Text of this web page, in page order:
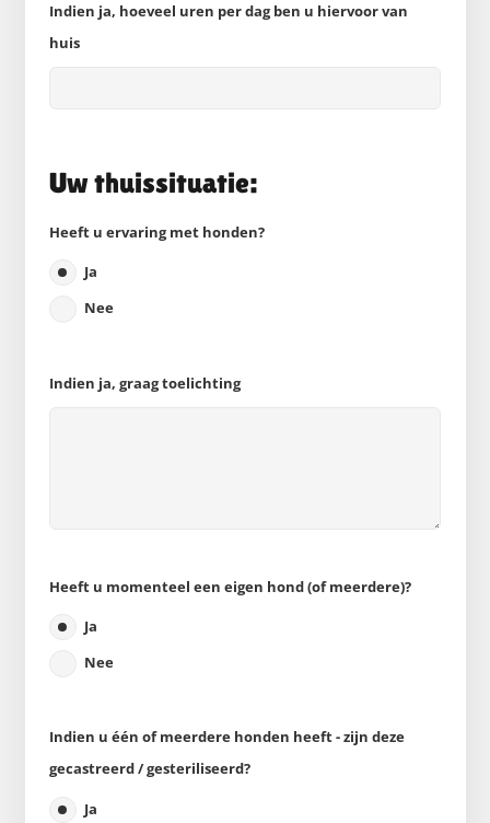
Indien ja, hoeveel uren per dag ben u hiervoor van
huis
Uw thuissituatie:
Heeft u ervaring met honden?
Ja
Nee
Indien ja, graag toelichting
Heeft u momenteel een eigen hond (of meerdere)?
Ja
Nee
Indien u één of meerdere honden heeft - zijn deze
gecastreerd / gesteriliseerd?
Ja